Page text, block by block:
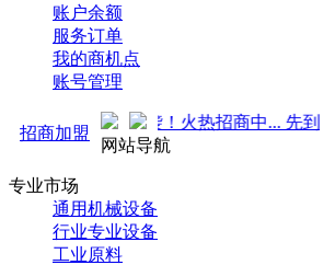
账户余额
服务订单
我的商机点
账号管理
招商加盟
推广 强势来袭！火热招商中... 先到先得 ！
网站导航
专业市场
通用机械设备
行业专业设备
工业原料